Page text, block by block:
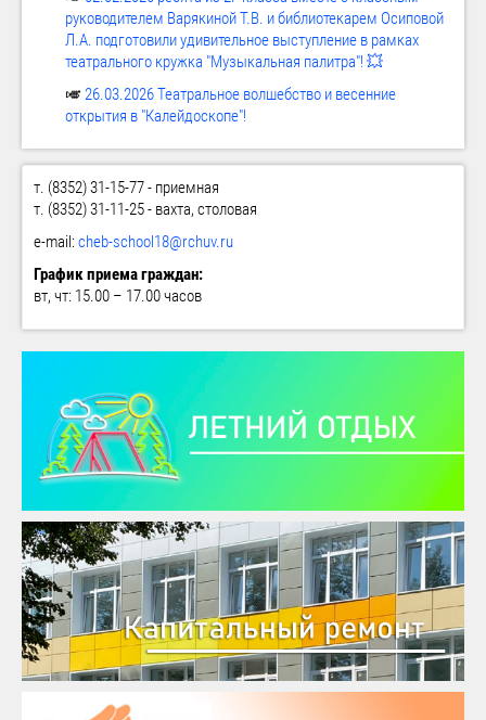
руководителем Варякиной Т.В. и библиотекарем Осиповой
Л.А. подготовили удивительное выступление в рамках
театрального кружка "Музыкальная палитра"! 💥
🎺 26.03.2026 Театральное волшебство и весенние
открытия в "Калейдоскопе"!
т. (8352) 31-15-77 - приемная
т. (8352) 31-11-25 - вахта, столовая
e-mail:cheb-school18@rchuv.ru
График приема граждан:
вт, чт: 15.00 – 17.00 часов